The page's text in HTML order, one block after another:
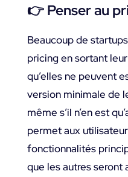
👉 Penser au
Beaucoup de
pricing en sortant
qu’elles ne peuvent
version minimale de
même s’il n’en est
permet aux
fonctionnalités
que les autres seront